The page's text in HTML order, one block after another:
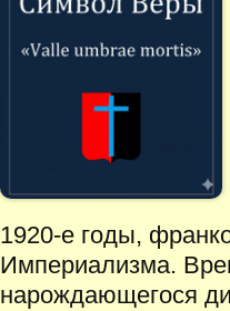
1920-е годы,
Империализма.
нарождающегося